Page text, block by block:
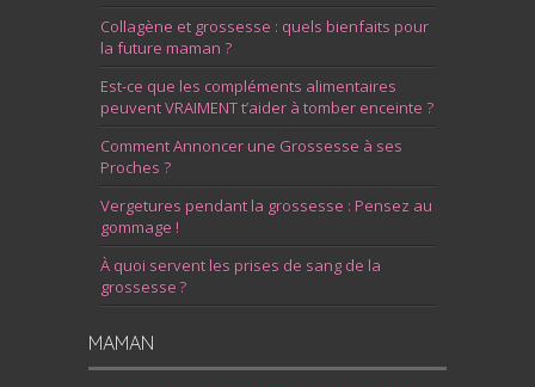
Collagène et grossesse : quels bienfaits pour
la future maman ?
Est-ce que les compléments alimentaires
peuvent VRAIMENT t’aider à tomber enceinte ?
Comment Annoncer une Grossesse à ses
Proches ?
Vergetures pendant la grossesse : Pensez au
gommage !
À quoi servent les prises de sang de la
grossesse ?
MAMAN